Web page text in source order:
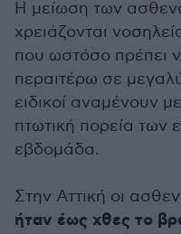
Η μείωση των
χρειάζονται
που ωστόσο πρέπει
περαιτέρω σε
ειδικοί αναμένουν
πτωτική πορεία των
εβδομάδα.
Στην Αττική οι
ήταν έως χθες το